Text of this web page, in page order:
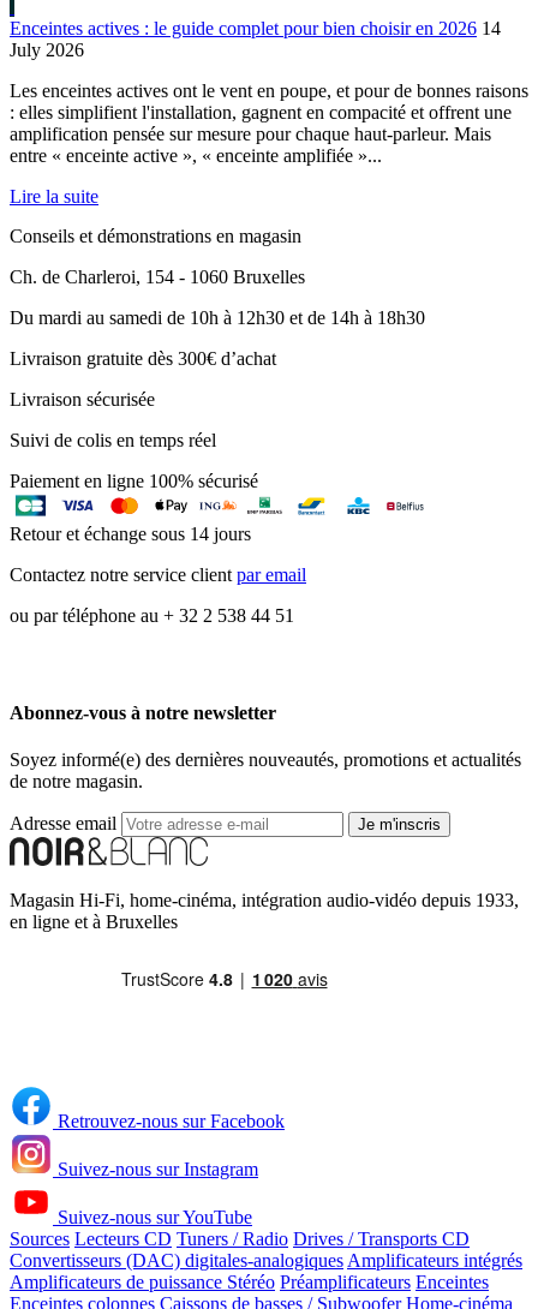
Enceintes actives : le guide complet pour bien choisir en 2026 14
July 2026
Les enceintes actives ont le vent en poupe, et pour de bonnes raisons
: elles simplifient l'installation, gagnent en compacité et offrent une
amplification pensée sur mesure pour chaque haut-parleur. Mais
entre « enceinte active », « enceinte amplifiée »...
Lire la suite
Conseils et démonstrations en magasin
Ch. de Charleroi, 154 - 1060 Bruxelles
Du mardi au samedi de 10h à 12h30 et de 14h à 18h30
Livraison gratuite dès 300€ d’achat
Livraison sécurisée
Suivi de colis en temps réel
Paiement en ligne 100% sécurisé
Retour et échange sous 14 jours
Contactez notre service clientpar email
ou par téléphone au + 32 2 538 44 51
Abonnez-vous à notre newsletter
Soyez informé(e) des dernières nouveautés, promotions et actualités
de notre magasin.
Adresse email Je m'inscris
Magasin Hi-Fi, home-cinéma, intégration audio-vidéo depuis 1933,
en ligne et à Bruxelles
Retrouvez-nous sur Facebook
Suivez-nous sur Instagram
Suivez-nous sur YouTube
Sources Lecteurs CD Tuners / Radio Drives / Transports CD
Convertisseurs (DAC) digitales-analogiques Amplificateurs intégrés
Amplificateurs de puissance Stéréo Préamplificateurs Enceintes
Enceintes colonnes Caissons de basses / Subwoofer Home-cinéma